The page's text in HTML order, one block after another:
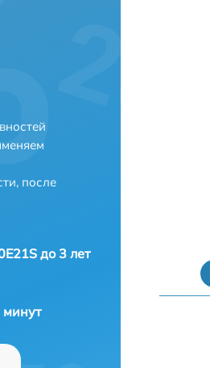
после
до 3 лет
минут